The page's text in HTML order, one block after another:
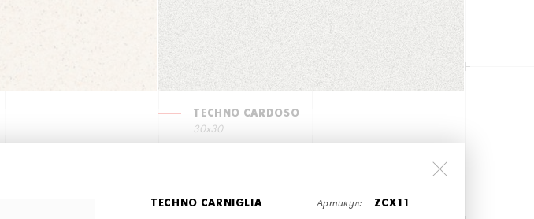
TECHNO CARNIGLIA Артикул: ZCX11
TECHNO CARDOSO
30x30